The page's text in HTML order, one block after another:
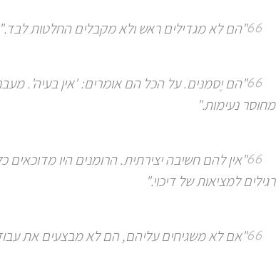
"הם לא מגדילים ראש ולא מקבלים החלטות לבד."
"הם יֶסמנים. על הכל הם אומרים: 'אין בעיה'.
מחוסר נעימות."
"אין להם חשיבה יצירתית. הרומנים היו
רגילים למציאות של דיכוי."
"אם לא משגיחים עליהם, הם לא מבצעים את